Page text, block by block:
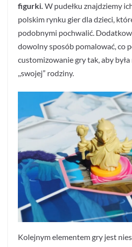
figurki. W pudełku znajdziemy
polskim rynku gier dla dzieci,
podobnymi pochwalić.
dowolny sposób pomalować, co
customizowanie gry tak, aby
,,swojej” rodziny.
Kolejnym elementem gry jest